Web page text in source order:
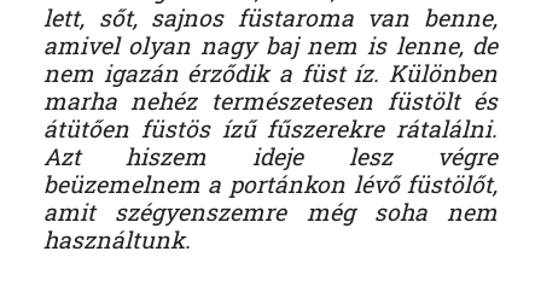
lett, sőt, sajnos füstaroma van benne,
amivel olyan nagy baj nem is lenne, de
nem igazán érződik a füst íz. Különben
marha nehéz természetesen füstölt és
átütően füstös ízű fűszerekre rátalálni.
Azt hiszem ideje lesz végre
beüzemelnem a portánkon lévő füstölőt,
amit szégyenszemre még soha nem
használtunk.